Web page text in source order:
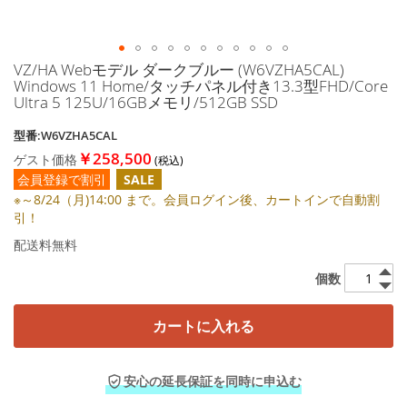
イ
メ
ー
ギ
ャ
ラ
リ
ー
最
移
VZ/HA Webモデル ダークブルー (W6VZHA5CAL)
Windows 11 Home/タッチパネル付き13.3型FHD/Core
Ultra 5 125U/16GBメモリ/512GB SSD
型番:W6VZHA5CAL
ゲスト価格 ￥258,500
会員登録で割引
SALE
※～8/24（月)14:00 まで。会員ログイン後、カートインで自動割
引！
配送料無料
個数
カートに入れる
安心の延長保証を同時に申込む